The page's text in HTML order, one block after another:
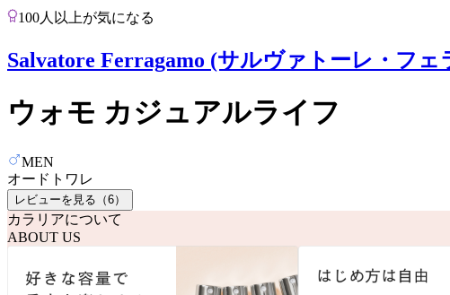
100人以上が気になる
Salvatore Ferragamo (サルヴァトーレ・フェ
ウォモ カジュアルライフ
MEN
オードトワレ
レビューを見る（6）
カラリアについて
ABOUT US